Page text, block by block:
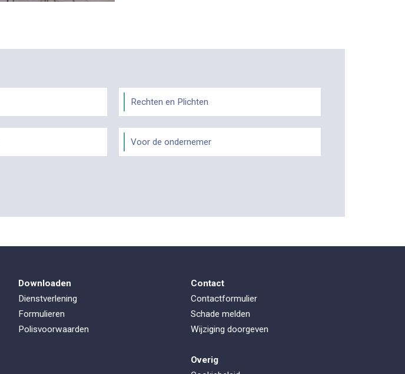
Rechten en Plichten
Voor de ondernemer
Downloaden
Dienstverlening
Formulieren
Polisvoorwaarden
Contact
Contactformulier
Schade melden
Wijziging doorgeven
Overig